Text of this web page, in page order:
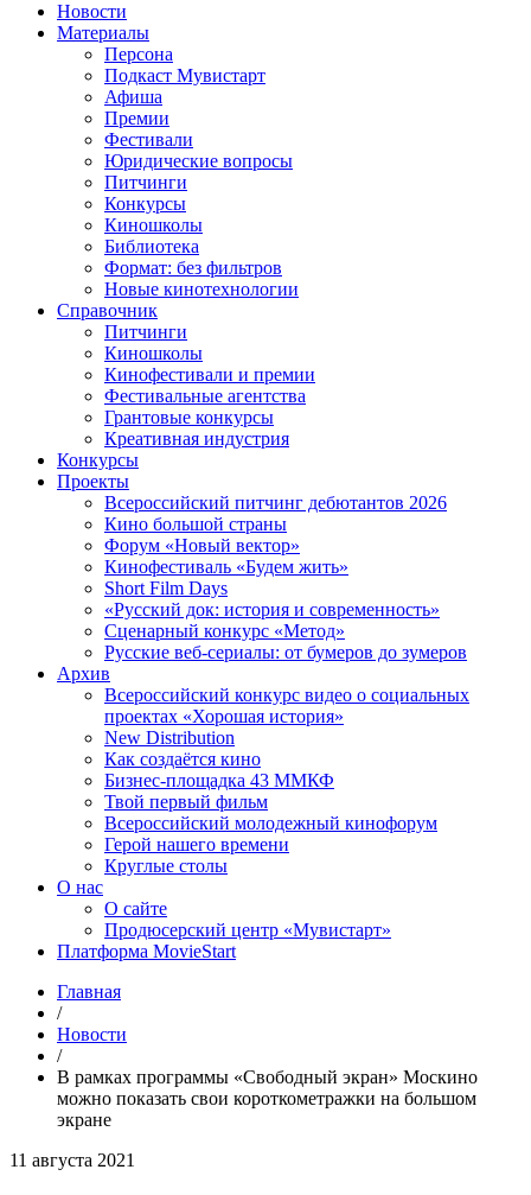
Новости
Материалы
Персона
Подкаст Мувистарт
Афиша
Премии
Фестивали
Юридические вопросы
Питчинги
Конкурсы
Киношколы
Библиотека
Формат: без фильтров
Новые кинотехнологии
Справочник
Питчинги
Киношколы
Кинофестивали и премии
Фестивальные агентства
Грантовые конкурсы
Креативная индустрия
Конкурсы
Проекты
Всероссийский питчинг дебютантов 2026
Кино большой страны
Форум «Новый вектор»
Кинофестиваль «Будем жить»
Short Film Days
«Русский док: история и современность»
Сценарный конкурс «Метод»
Русские веб-сериалы: от бумеров до зумеров
Архив
Всероссийский конкурс видео о социальных
проектах «Хорошая история»
New Distribution
Как создаётся кино
Бизнес-площадка 43 ММКФ
Твой первый фильм
Всероссийский молодежный кинофорум
Герой нашего времени
Круглые столы
О нас
О сайте
Продюсерский центр «Мувистарт»
Платформа MovieStart
Главная
/
Новости
/
В рамках программы «Свободный экран» Москино
можно показать свои короткометражки на большом
экране
11 августа 2021